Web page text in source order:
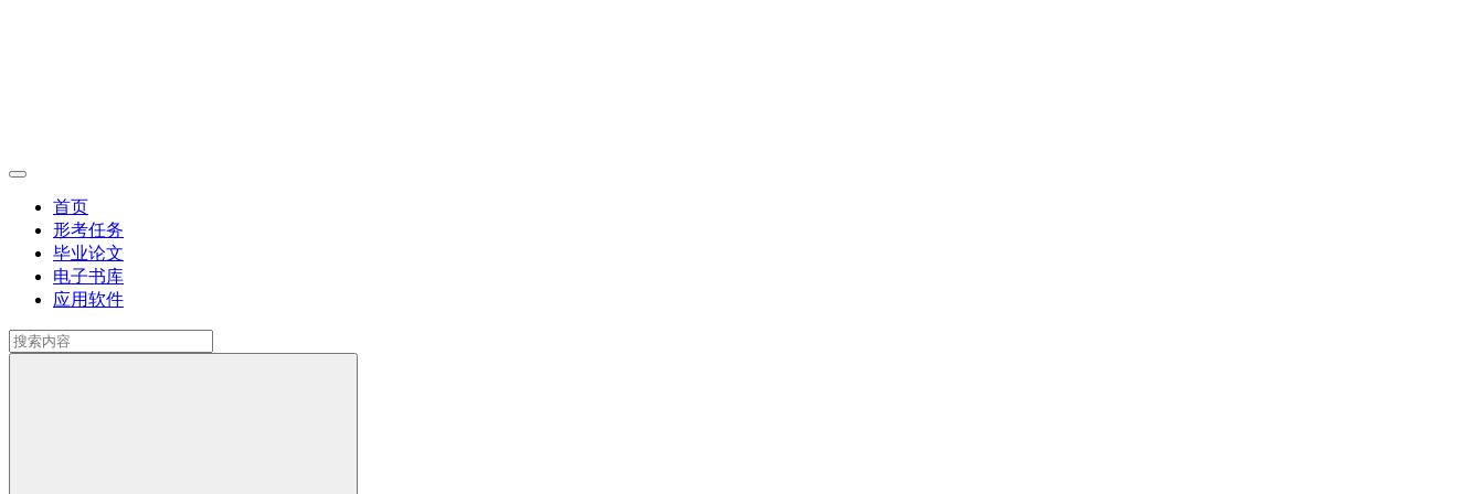
首页
形考任务
毕业论文
电子书库
应用软件